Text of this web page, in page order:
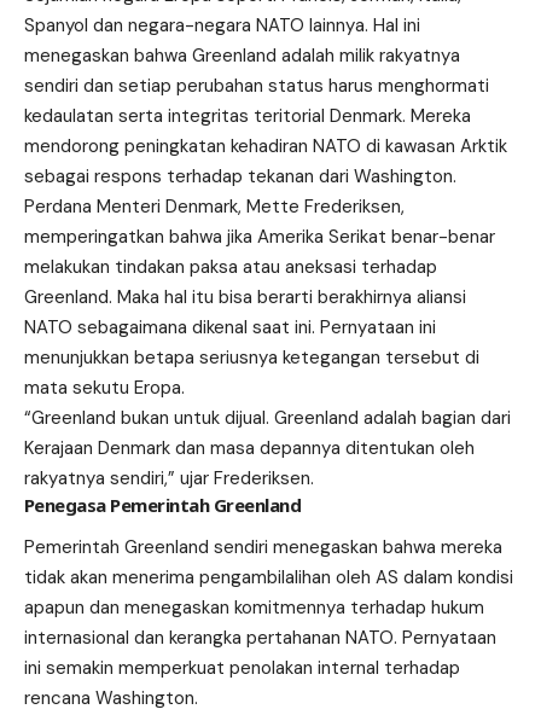
Spanyol dan negara-negara NATO lainnya. Hal ini
menegaskan bahwa Greenland adalah milik rakyatnya
sendiri dan setiap perubahan status harus menghormati
kedaulatan serta integritas teritorial Denmark. Mereka
mendorong peningkatan kehadiran NATO di kawasan Arktik
sebagai respons terhadap tekanan dari Washington.
Perdana Menteri Denmark, Mette Frederiksen,
memperingatkan bahwa jika Amerika Serikat benar-benar
melakukan tindakan paksa atau aneksasi terhadap
Greenland. Maka hal itu bisa berarti berakhirnya aliansi
NATO sebagaimana dikenal saat ini. Pernyataan ini
menunjukkan betapa seriusnya ketegangan tersebut di
mata sekutu Eropa.
“Greenland bukan untuk dijual. Greenland adalah bagian dari
Kerajaan Denmark dan masa depannya ditentukan oleh
rakyatnya sendiri,” ujar Frederiksen.
Penegasa Pemerintah Greenland
Pemerintah Greenland sendiri menegaskan bahwa mereka
tidak akan menerima pengambilalihan oleh AS dalam kondisi
apapun dan menegaskan komitmennya terhadap hukum
internasional dan kerangka pertahanan NATO. Pernyataan
ini semakin memperkuat penolakan internal terhadap
rencana Washington.